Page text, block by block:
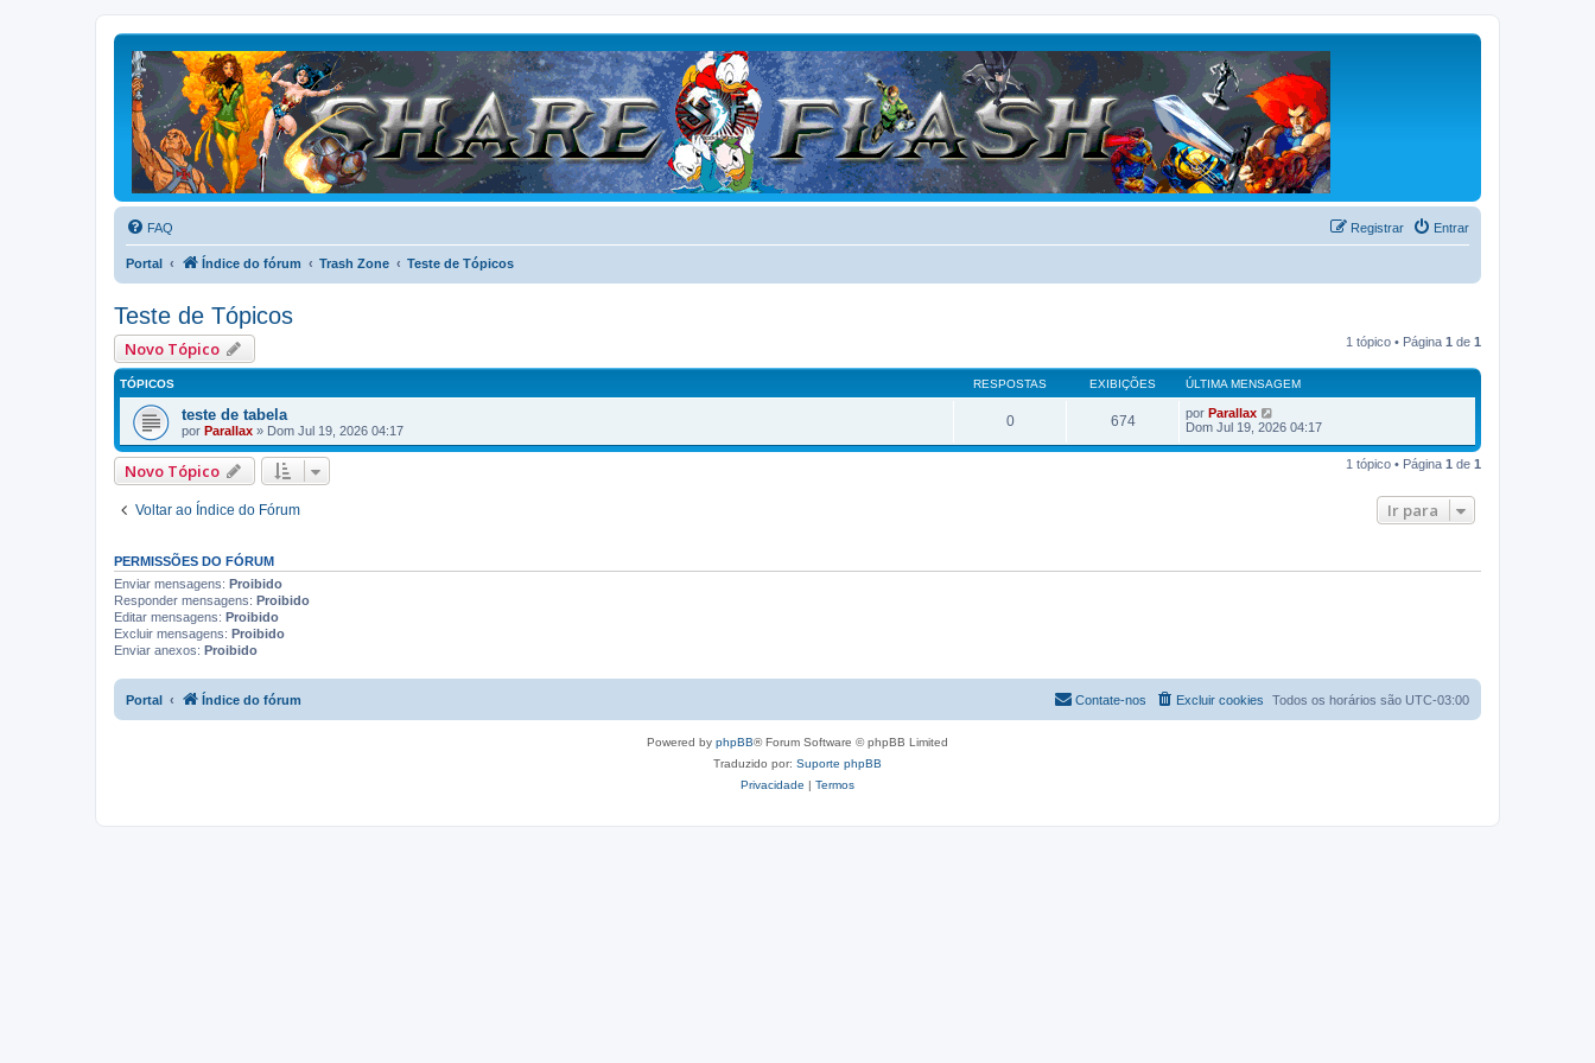
FAQ Entrar
Registrar
Portal Índice do fórum Trash Zone Teste de Tópicos
Teste de Tópicos
Novo Tópico 1 tópico • Página 1 de 1
TÓPICOS RESPOSTAS EXIBIÇÕES ÚLTIMA MENSAGEM
teste de tabela
por Parallax » Dom Jul 19, 2026 04:17
0 674 por Parallax
Dom Jul 19, 2026 04:17
Novo Tópico 1 tópico • Página 1 de 1
Voltar ao Índice do Fórum Ir para
PERMISSÕES DO FÓRUM
Enviar mensagens: Proibido
Responder mensagens: Proibido
Editar mensagens: Proibido
Excluir mensagens: Proibido
Enviar anexos: Proibido
Portal Índice do fórum Todos os horários são UTC-03:00
Excluir cookies
Contate-nos
Powered by phpBB® Forum Software © phpBB Limited
Traduzido por: Suporte phpBB
Privacidade | Termos